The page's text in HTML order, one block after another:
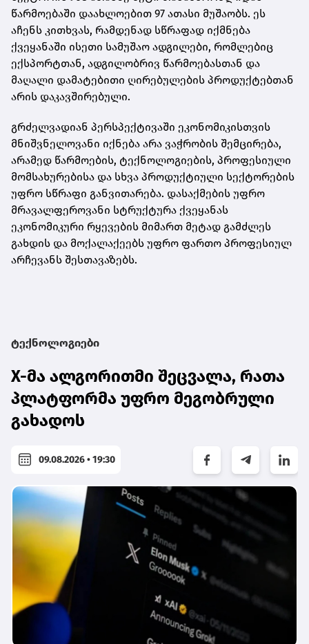
წარმოებაში დაახლოებით 97 ათასი მუშაობს. ეს
აჩენს კითხვას, რამდენად სწრაფად იქმნება
ქვეყანაში ისეთი სამუშაო ადგილები, რომლებიც
ექსპორტთან, ადგილობრივ წარმოებასთან და
მაღალი დამატებითი ღირებულების პროდუქტებთან
არის დაკავშირებული.
გრძელვადიან პერსპექტივაში ეკონომიკისთვის
მნიშვნელოვანი იქნება არა ვაჭრობის შემცირება,
არამედ წარმოების, ტექნოლოგიების, პროფესიული
მომსახურებისა და სხვა პროდუქტიული სექტორების
უფრო სწრაფი განვითარება. დასაქმების უფრო
მრავალფეროვანი სტრუქტურა ქვეყანას
ეკონომიკური რყევების მიმართ მეტად გამძლეს
გახდის და მოქალაქეებს უფრო ფართო პროფესიულ
არჩევანს შესთავაზებს.
ტექნოლოგიები
X-მა ალგორითმი შეცვალა, რათა
პლატფორმა უფრო მეგობრული
გახადოს
09.08.2026 • 19:30